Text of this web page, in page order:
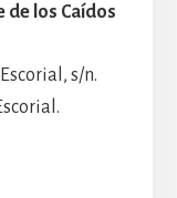
de los Caídos
s/n.